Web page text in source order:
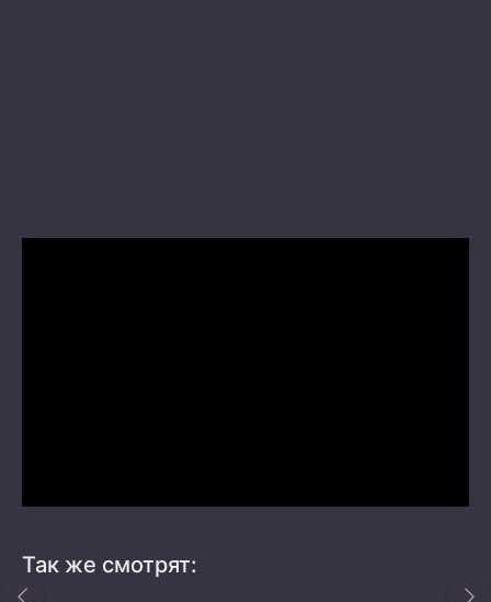
Так же смотрят: